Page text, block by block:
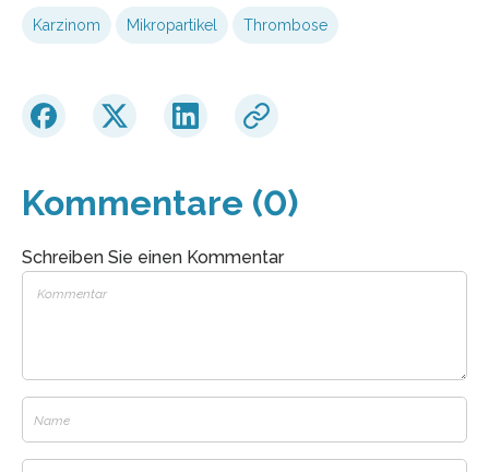
Karzinom Mikropartikel Thrombose
Kommentare (0)
Schreiben Sie einen Kommentar